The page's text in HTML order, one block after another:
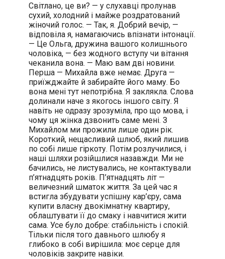
Світлано, це ви? — у слухавці пролунав
сухий, холодний і майже роздратований
жіночий голос. — Так, я. Добрий вечір, —
відповіла я, намагаючись впізнати інтонації.
— Це Ольга, дружина вашого колишнього
чоловіка, — без жодного вступу чи вітання
чеканила вона. — Маю вам дві новини.
Перша — Михайла вже немає. Друга —
приїжджайте й забирайте його маму. Бо
вона мені тут непотрібна. Я заклякла. Слова
долинали наче з якогось іншого світу. Я
навіть не одразу зрозуміла, про що мова, і
чому ця жінка дзвонить саме мені. З
Михайлом ми прожили лише один рік.
Короткий, нещасливий шлюб, який лишив
по собі лише гіркоту. Потім розлучилися, і
наші шляхи розійшлися назавжди. Ми не
бачились, не листувались, не контактували
п’ятнадцять років. П’ятнадцять літ —
величезний шматок життя. За цей час я
встигла збудувати успішну кар’єру, сама
купити власну двокімнатну квартиру,
облаштувати її до смаку і навчитися жити
сама. Усе було добре: стабільність і спокій.
Тільки після того давнього шлюбу я
глибоко в собі вирішила: моє серце для
чоловіків закрите навіки.